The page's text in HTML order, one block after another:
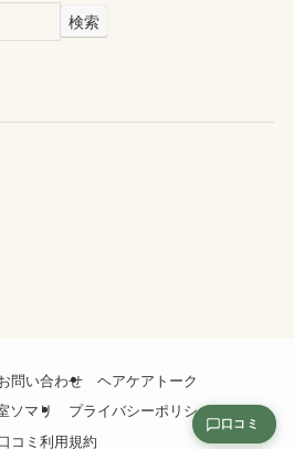
検索
問い合わせ
ヘアケアトーク
ソマリ
プライバシーポリシー
コミ利用規約
口コミ